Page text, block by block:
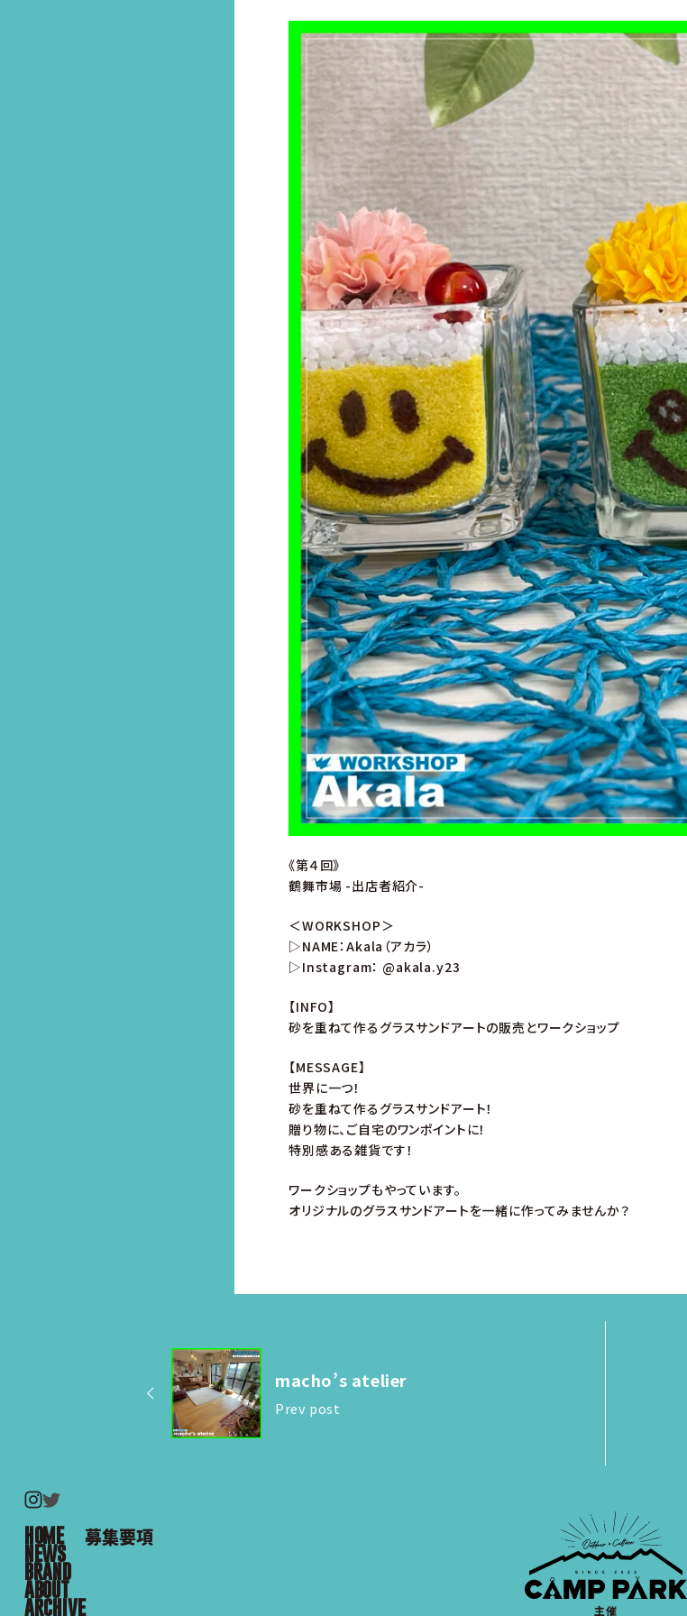
《第４回》
鶴舞市場 -出店者紹介-
＜WORKSHOP＞
▷NAME：Akala（アカラ）
▷Instagram： @akala.y23
【INFO】
砂を重ねて作るグラスサンドアートの販売とワークショップ
【MESSAGE】
世界に一つ！
砂を重ねて作るグラスサンドアート！
贈り物に、ご自宅のワンポイントに！
特別感ある雑貨です！
ワークショップもやっています。
オリジナルのグラスサンドアートを一緒に作ってみませんか？
macho’s atelier
Prev post
HOME
NEWS
BRAND
ABOUT
ARCHIVE
募集要項
主催